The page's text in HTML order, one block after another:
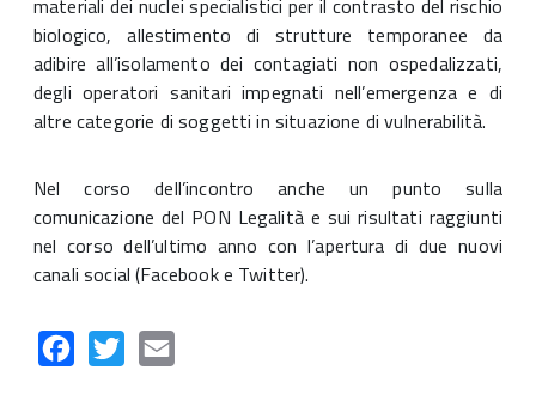
materiali dei nuclei specialistici per il contrasto del rischio
biologico, allestimento di strutture temporanee da
adibire all’isolamento dei contagiati non ospedalizzati,
degli operatori sanitari impegnati nell’emergenza e di
altre categorie di soggetti in situazione di vulnerabilità.
Nel corso dell’incontro anche un punto sulla
comunicazione del PON Legalità e sui risultati raggiunti
nel corso dell’ultimo anno con l’apertura di due nuovi
canali social (Facebook e Twitter).
FacebookTwitter